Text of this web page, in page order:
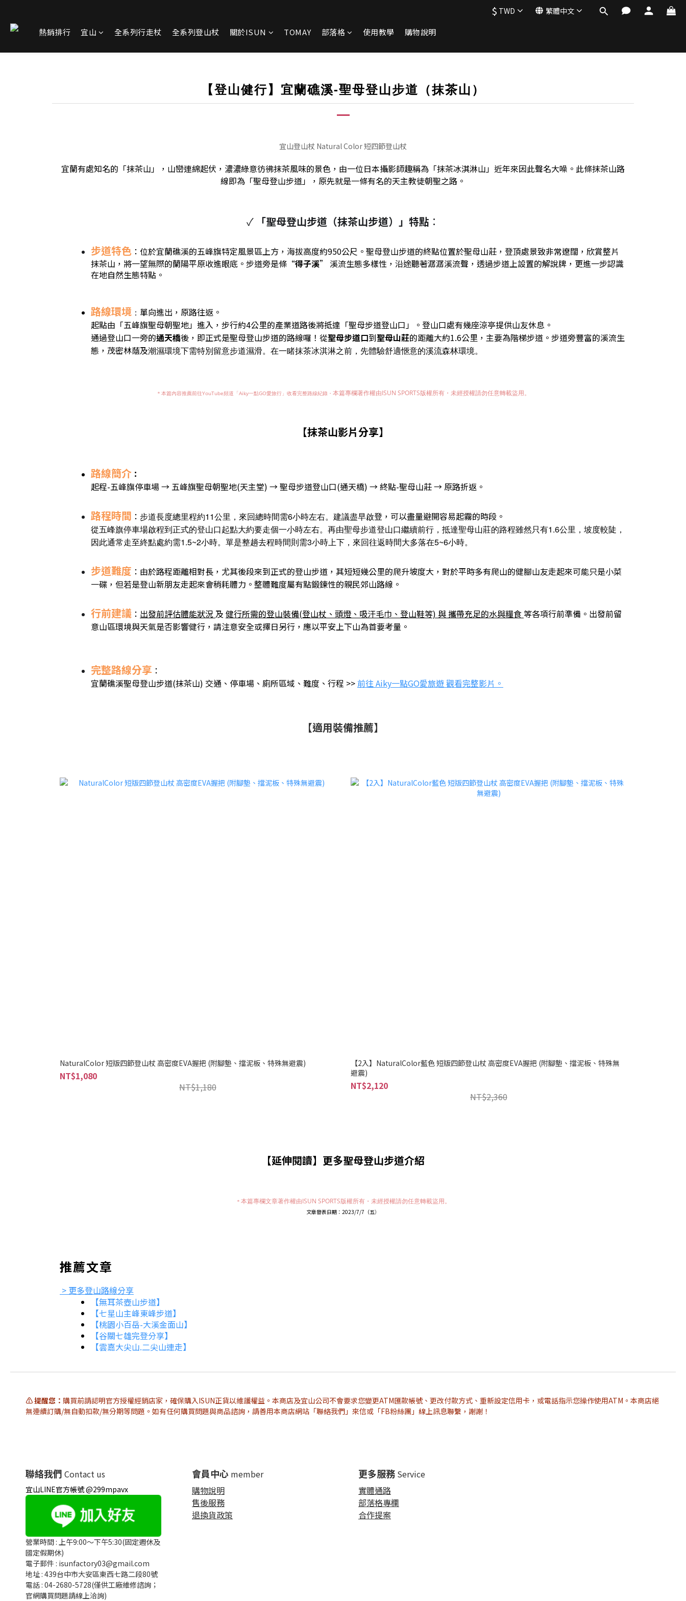
$ TWD 繁體中文
熱銷排行 宜山 全系列行走杖 全系列登山杖 關於ISUN TOMAY 部落格 使用教學 購物說明
【登山健行】宜蘭礁溪-聖母登山步道（抹茶山）
宜山登山杖 Natural Color 短四節登山杖
宜蘭有處知名的「抹茶山」，山巒連綿起伏，濃濃綠意彷彿抹茶風味的景色，由一位日本攝影師趣稱為「抹茶冰淇淋山」近年來因此聲名大噪。此條抹茶山路
線即為「聖母登山步道」，原先就是一條有名的天主教徒朝聖之路。
✓ 「聖母登山步道（抹茶山步道）」特點 ：
步道特色 ：位於宜蘭礁溪的五峰旗特定風景區上方，海拔高度約950公尺。聖母登山步道的終點位置於聖母山莊，登頂處景致非常遼闊，欣賞整片
抹茶山，將一望無際的蘭陽平原收進眼底。步道旁是條“得子溪” 溪流生態多樣性，沿途聽著潺潺溪流聲，透過步道上設置的解說牌，更進一步認識
在地自然生態特點。
路線環境 ： 單向進出，原路往返。
起點由「五峰旗聖母朝聖地」進入，步行約4公里的產業道路後將抵達「聖母步道登山口」。登山口處有幾座涼亭提供山友休息。
通過登山口一旁的通天橋後，即正式是聖母登山步道的路線囉！從聖母步道口到聖母山莊的距離大約1.6公里，主要為階梯步道。步道旁豐富的溪流生
態，茂密林蔭及潮濕環境下需特別留意步道濕滑。在一睹抹茶冰淇淋之前，先體驗舒適愜意的溪流森林環境。
＊本篇內容推薦前往YouTube頻道「Aiky一點GO愛旅行」收看完整路線紀錄・ 本篇專欄著作權由ISUN SPORTS版權所有・ 未經授權請勿任意轉載盜用。
【抹茶山影片分享】
路線簡介 ：
起程-五峰旗停車場 → 五峰旗聖母朝聖地(天主堂) → 聖母步道登山口(通天橋) → 終點-聖母山莊 → 原路折返。
路程時間 ： 步道長度總里程約11公里 ，來回總時間需6小時左右。建議盡早啟登，可以盡量避開容易起霧的時段。
從五峰旗停車場啟程到正式的登山口起點大約要走個一小時左右。再由聖母步道登山口繼續前行，抵達聖母山莊的路程雖然只有1.6公里，坡度較陡，
因此通常走至終點處約需1.5~2小時。單是整趟去程時間則需3小時上下，來回往返時間大多落在5~6小時。
步道難度 ：由於路程距離相對長，尤其後段來到正式的登山步道，其短短幾公里的爬升坡度大，對於平時多有爬山的健腳山友走起來可能只是小菜
一碟，但若是登山新朋友走起來會稍耗體力。整體難度屬有點鍛鍊性的親民郊山路線。
行前建議 ： 出發前評估體能狀況 及 健行所需的登山裝備(登山杖、頭燈、吸汗毛巾、登山鞋等) 與 攜帶充足的水與糧食等各項行前準備。出發前留
意山區環境與天氣是否影響健行，請注意安全或擇日另行，應以平安上下山為首要考量。
完整路線分享 ：
宜蘭礁溪聖母登山步道(抹茶山) 交通、停車場、廁所區域、難度、行程 >>前往 Aiky一點GO愛旅遊 觀看完整影片。
【適用裝備推薦】
NaturalColor 短版四節登山杖 高密度EVA握把 (附腳墊、擋泥板、特殊無避震)
NT$1,080
NT$1,180
【2入】NaturalColor藍色 短版四節登山杖 高密度EVA握把 (附腳墊、擋泥板、特殊無
避震)
NT$2,120
NT$2,360
【延伸閱讀】更多聖母登山步道介紹
＊ 本篇專欄文章著作權由ISUN SPORTS版權所有・ 未經授權請勿任意轉載盜用。
文章發表日期：2023/7/7（五）
推薦文章
> 更多登山路線分享
【無耳茶壺山步道】
【七星山主峰東峰步道】
【桃園小百岳-大溪金面山】
【谷關七雄完登分享】
【雲嘉大尖山.二尖山連走】
⚠️ 提醒您： 購買前請認明官方授權經銷店家，確保購入ISUN正貨以維護權益。本商店及宜山公司不會要求您變更ATM匯款帳號、更改付款方式、重新設定信用卡，或電話指示您操作使用ATM。本商店絕
無連續訂購/無自動扣款/無分期等問題。如有任何購買問題與商品諮詢，請善用本商店網站「聯絡我們」來信或「FB粉絲團」線上訊息聯繫，謝謝！
聯絡我們 Contact us
宜山LINE官方帳號 @299mpavx
營業時間 : 上午9:00～下午5:30(固定週休及
國定假期休)
電子郵件 : isunfactory03@gmail.com
地址 : 439台中市大安區東西七路二段80號
電話 : 04-2680-5728(僅供工廠維修諮詢；
官網購買問題請線上洽詢)
會員中心 member
購物說明
售後服務
退換貨政策
更多服務 Service
實體通路
部落格專欄
合作提案